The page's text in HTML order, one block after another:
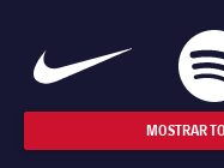
MOSTRAR